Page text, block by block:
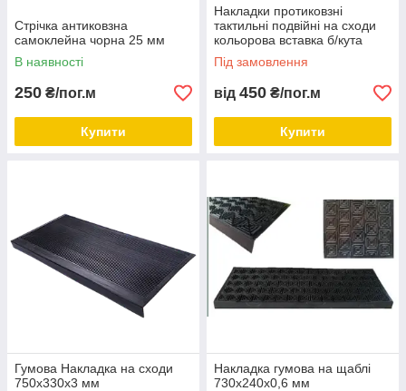
Стрічка антиковзна
самоклейна чорна 25 мм
В наявності
250 ₴/пог.м
Купити
Накладки протиковзні
тактильні подвійні на сходи
кольорова вставка б/кута
Під замовлення
від 450 ₴/пог.м
Купити
Гумова Накладка на сходи
750х330х3 мм
Накладка гумова на щаблі
730х240х0,6 мм